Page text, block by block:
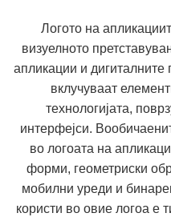
Логото на
визуелното
апликации и
вклучуваат
технологијата,
интерфејси.
во логоата на
форми, геометриски
мобилни уреди и
користи во овие логоа е